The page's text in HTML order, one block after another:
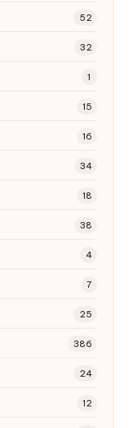
52
32
1
15
16
34
18
38
4
7
25
386
24
12